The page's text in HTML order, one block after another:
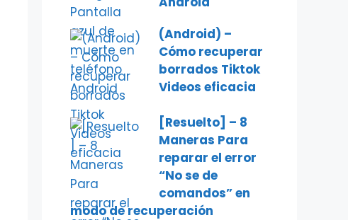
(Android) –
Cómo recuperar
borrados Tiktok
Videos eficacia
[Resuelto] – 8
Maneras Para
reparar el error
“No se de
comandos” en
modo de recuperación